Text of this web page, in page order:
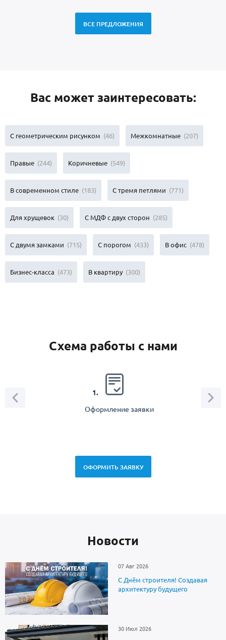
ВСЕ ПРЕДЛОЖЕНИЯ
Вас может заинтересовать:
С геометрическим рисунком (46) Межкомнатные (207)
Правые (244) Коричневые (549)
В современном стиле (183) С тремя петлями (771)
Для хрущевок (30) С МДФ с двух сторон (285)
С двумя замками (715) С порогом (433) В офис (478)
Бизнес-класса (473) В квартиру (300)
Схема работы с нами
1.
Оформление заявки
ОФОРМИТЬ ЗАЯВКУ
Новоcти
07 Авг 2026
С Днём строителя! Создавая
архитектуру будущего
30 Июл 2026